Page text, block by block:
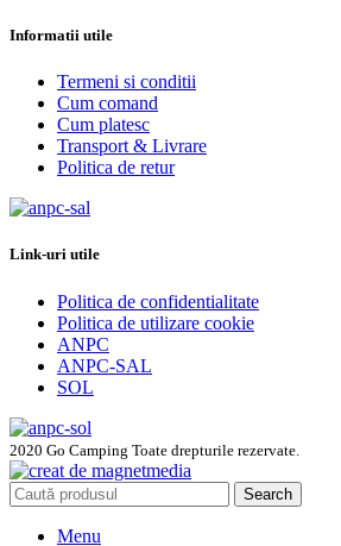
Informatii utile
Termeni si conditii
Cum comand
Cum platesc
Transport & Livrare
Politica de retur
Link-uri utile
Politica de confidentialitate
Politica de utilizare cookie
ANPC
ANPC-SAL
SOL
2020 Go Camping Toate drepturile rezervate.
Search
Menu